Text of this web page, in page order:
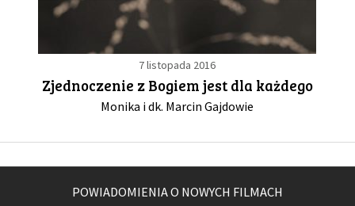
7 listopada 2016
Zjednoczenie z Bogiem jest dla każdego
Monika i dk. Marcin Gajdowie
POWIADOMIENIA O NOWYCH FILMACH